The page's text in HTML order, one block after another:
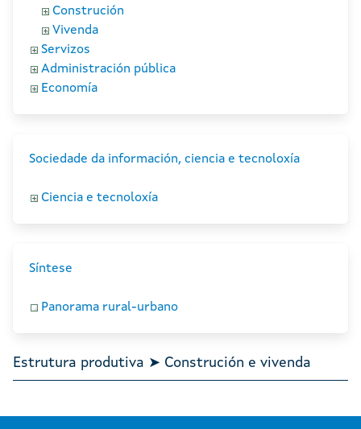
Construción
Vivenda
Servizos
Administración pública
Economía
Sociedade da información, ciencia e tecnoloxía
Ciencia e tecnoloxía
Síntese
Panorama rural-urbano
Estrutura produtiva ➤ Construción e vivenda